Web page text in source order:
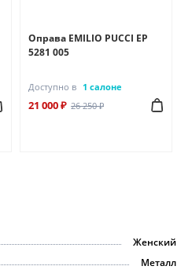
Оправа EMILIO PUCCI EP
5281 005
Доступно в 1 салоне
21 000 ₽ 26 250 ₽
Женский
Металл